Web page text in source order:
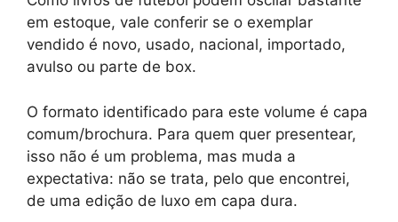
em estoque, vale conferir se o exemplar
vendido é novo, usado, nacional, importado,
avulso ou parte de box.
O formato identificado para este volume é capa
comum/brochura. Para quem quer presentear,
isso não é um problema, mas muda a
expectativa: não se trata, pelo que encontrei,
de uma edição de luxo em capa dura.